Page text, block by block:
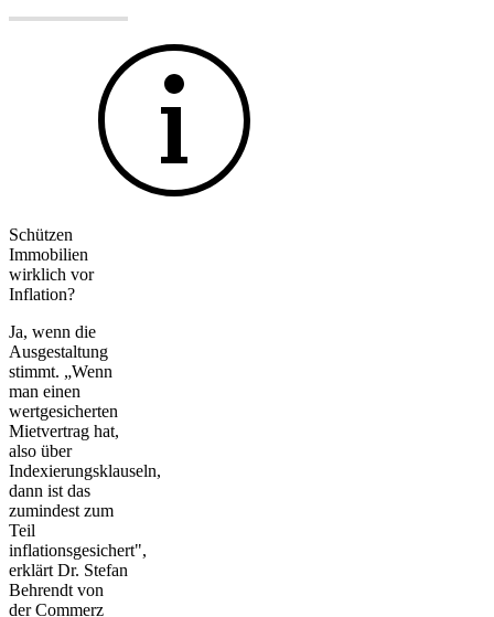
Schützen
Immobilien
wirklich vor
Inflation?
Ja, wenn die
Ausgestaltung
stimmt. „Wenn
man einen
wertgesicherten
Mietvertrag hat,
also über
Indexierungsklauseln,
dann ist das
zumindest zum
Teil
inflationsgesichert",
erklärt Dr. Stefan
Behrendt von
der Commerz